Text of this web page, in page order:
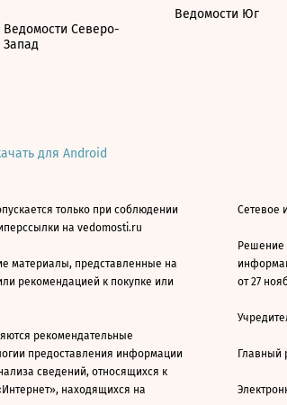
Ведомости Северо-
Запад
Ведомости Юг
для Android
только при соблюдении
на vedomosti.ru
материалы, представленные на
рекомендацией к покупке или
рекомендательные
предоставления информации
сведений, относящихся к
находящихся на
Сетевое
Решение
от 27
Главный